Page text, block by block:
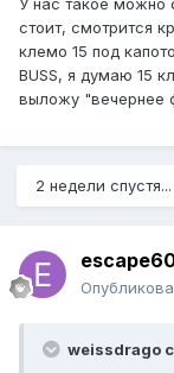
У нас такое можно
стоит, смотрится
клемо 15 под
BUSS, я думаю 15
выложу "вечернее
2 недели спустя...
weissdrago